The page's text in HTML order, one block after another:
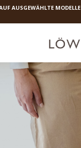
AUSGEWӒHLTE MODELLE